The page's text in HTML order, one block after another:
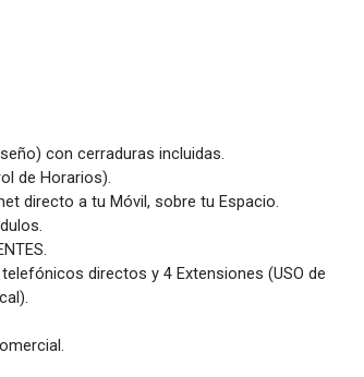
con cerraduras incluidas.
de Horarios).
directo a tu Móvil, sobre tu Espacio.
directos y 4 Extensiones (USO de